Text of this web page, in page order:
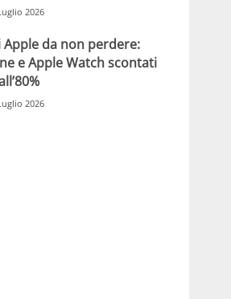
2026
Apple da non perdere:
e Apple Watch scontati
2026